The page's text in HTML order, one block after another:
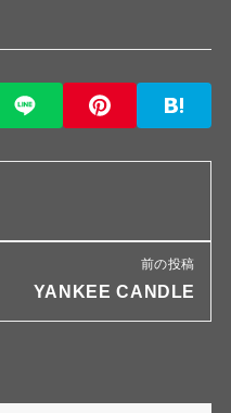
前の投稿
YANKEE CANDLE